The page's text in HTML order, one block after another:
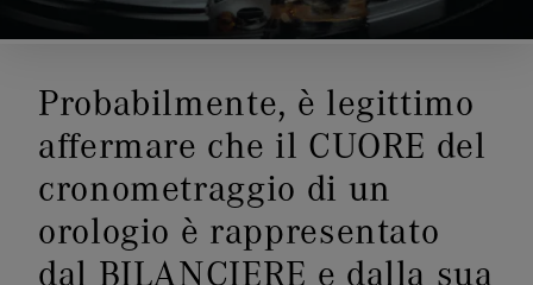
Probabilmente, è legittimo
affermare che il CUORE del
cronometraggio di un
orologio è rappresentato
dal BILANCIERE e dalla sua